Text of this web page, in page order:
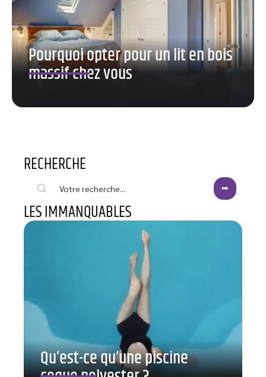
Pourquoi opter pour un lit en bois
massif chez vous
RECHERCHE
LES IMMANQUABLES
Qu’est-ce qu’une piscine